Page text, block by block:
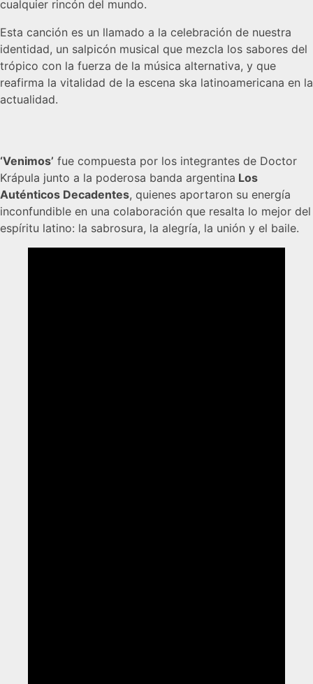
cualquier rincón del mundo.
Esta canción es un llamado a la celebración de nuestra
identidad, un salpicón musical que mezcla los sabores del
trópico con la fuerza de la música alternativa, y que
reafirma la vitalidad de la escena ska latinoamericana en la
actualidad.
‘Venimos’ fue compuesta por los integrantes de Doctor
Krápula junto a la poderosa banda argentina Los
Auténticos Decadentes, quienes aportaron su energía
inconfundible en una colaboración que resalta lo mejor del
espíritu latino: la sabrosura, la alegría, la unión y el baile.